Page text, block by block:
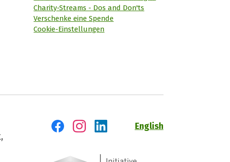
Charity-Streams - Dos and Don'ts
Verschenke eine Spende
Cookie-Einstellungen
English